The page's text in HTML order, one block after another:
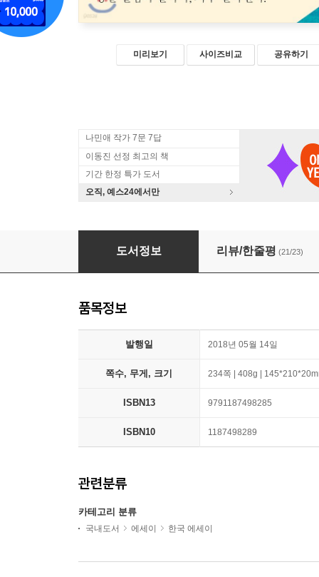
미리보기 사이즈비교 공유하기
나민애 작가 7문 7답
이동진 선정 최고의 책
기간 한정 특가 도서
오직, 예스24에서만
나는 그냥 버스기사입니다
도서정보 리뷰/한줄평 (21/23)
품목정보
발행일 2018년 05월 14일
쪽수, 무게, 크기 234쪽 | 408g |
ISBN13 9791187498285
ISBN10 1187498289
관련분류
카테고리 분류
국내도서 에세이 한국 에세이